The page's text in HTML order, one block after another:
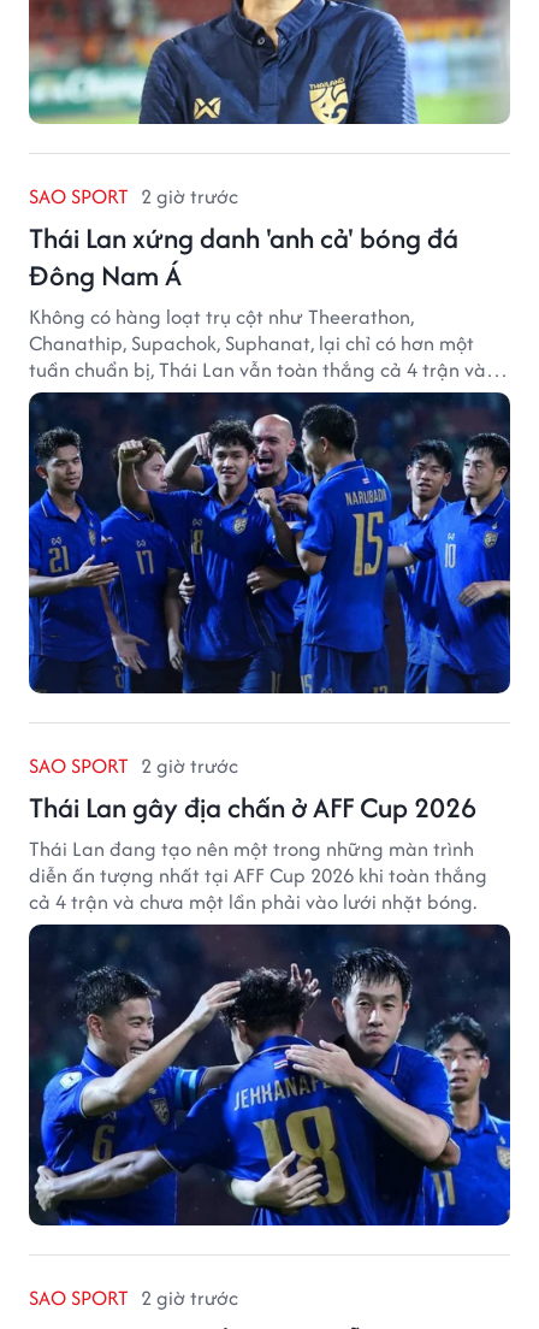
SAO SPORT 2 giờ trước
Thái Lan xứng danh 'anh cả' bóng đá
Đông Nam Á
Không có hàng loạt trụ cột như Theerathon,
Chanathip, Supachok, Suphanat, lại chỉ có hơn một
tuần chuẩn bị, Thái Lan vẫn toàn thắng cả 4 trận và
giữ sạch lưới tại AFF Cup 2026.
SAO SPORT 2 giờ trước
Thái Lan gây địa chấn ở AFF Cup 2026
Thái Lan đang tạo nên một trong những màn trình
diễn ấn tượng nhất tại AFF Cup 2026 khi toàn thắng
cả 4 trận và chưa một lần phải vào lưới nhặt bóng.
SAO SPORT 2 giờ trước